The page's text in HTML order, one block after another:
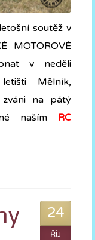
soutěž v
MOTOROVÉ
v neděli
Mělník,
zváni na pátý
naším RC
24
ŘÍJ